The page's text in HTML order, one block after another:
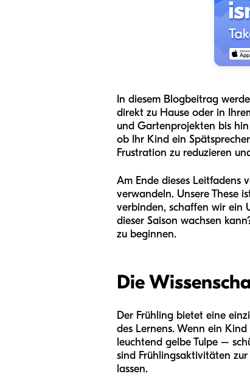
In diesem Blogbeitrag
direkt zu Hause oder in
und Gartenprojekten bis
ob Ihr Kind ein
Frustration zu reduzieren
Am Ende dieses Leitfadens
verwandeln. Unsere These
verbinden, schaffen wir ein
dieser Saison wachsen
zu beginnen.
Die
Der Frühling bietet eine
des Lernens. Wenn ein
leuchtend gelbe Tulpe –
sind Frühlingsaktivitäten
lassen.